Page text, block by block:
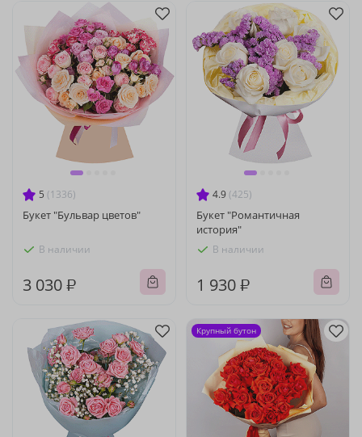
5 (1336)
Букет "Бульвар цветов"
В наличии
3 030 ₽
4.9 (425)
Букет "Романтичная
история"
В наличии
1 930 ₽
Крупный бутон